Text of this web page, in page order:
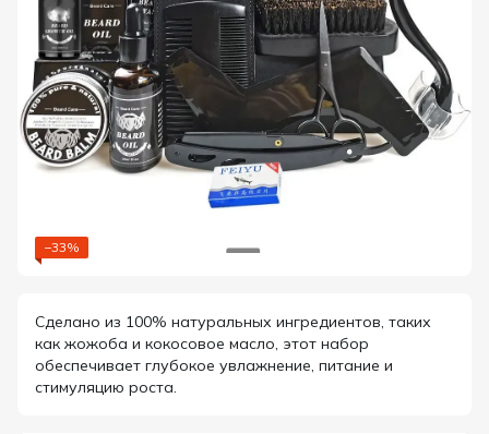
−33%
Сделано из 100% натуральных ингредиентов, таких
как жожоба и кокосовое масло, этот набор
обеспечивает глубокое увлажнение, питание и
стимуляцию роста.